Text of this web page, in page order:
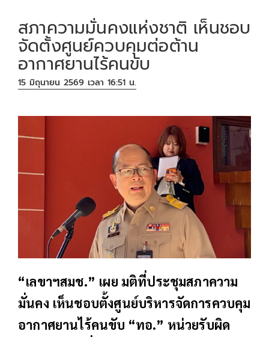
สภาความมั่นคงแห่งชาติ เห็นชอบ
จัดตั้งศูนย์ควบคุมต่อต้าน
อากาศยานไร้คนขับ
15 มิถุนายน 2569 เวลา 16:51 น.
“เลขาฯสมช.” เผย มติที่ประชุมสภาความ
มั่นคง เห็นชอบตั้งศูนย์บริหารจัดการควบคุม
อากาศยานไร้คนขับ “ทอ.” หน่วยรับผิด